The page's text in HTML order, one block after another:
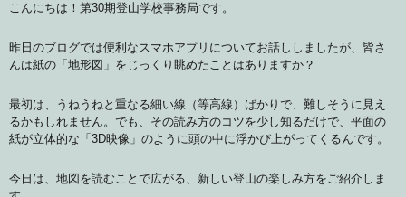
こんにちは！第30期登山学校事務局です。
昨日のブログでは便利なスマホアプリについてお話ししましたが、皆さ
んは紙の「地形図」をじっくり眺めたことはありますか？
最初は、うねうねと重なる細い線（等高線）ばかりで、難しそうに見え
るかもしれません。でも、その読み方のコツを少し知るだけで、平面の
紙が立体的な「3D映像」のように頭の中に浮かび上がってくるんです。
今日は、地図を読むことで広がる、新しい登山の楽しみ方をご紹介しま